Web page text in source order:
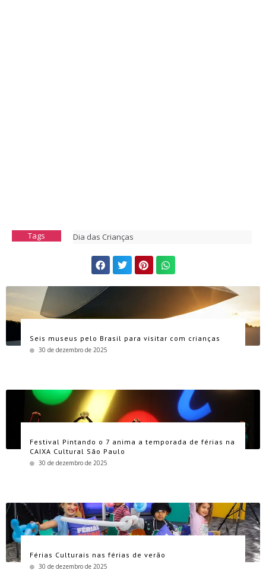
Tags Dia das Crianças
Seis museus pelo Brasil para visitar com crianças
30 de dezembro de 2025
Festival Pintando o 7 anima a temporada de férias na
CAIXA Cultural São Paulo
30 de dezembro de 2025
Férias Culturais nas férias de verão
30 de dezembro de 2025